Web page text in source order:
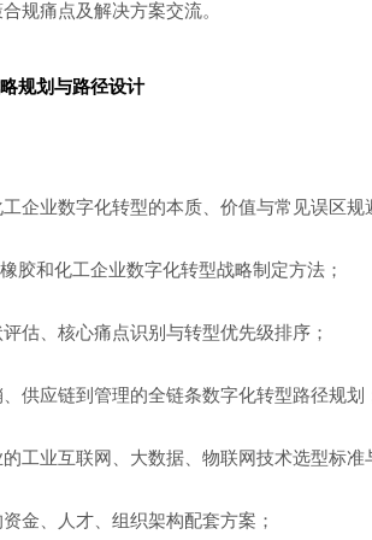
规痛点及解决方案交流。
规划与路径设计
企业数字化转型的本质、价值与常见误区规
胶和化工企业数字化转型战略制定方法；
估、核心痛点识别与转型优先级排序；
供应链到管理的全链条数字化转型路径规划
工业互联网、大数据、物联网技术选型标准
金、人才、组织架构配套方案；